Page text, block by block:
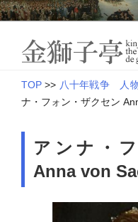
Skip
to
content
オランダ近世史―八十年戦
TOP >> 八十年戦争 人
ナ・フォン・ザクセン
アンナ・
Anna von